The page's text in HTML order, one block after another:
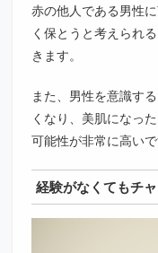
赤の他人である男性
く保とうと考えられ
きます。
また、男性を意識す
くなり、美肌になっ
可能性が非常に高いで
経験がなくてもチ